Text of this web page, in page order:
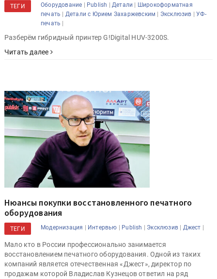
ТЕГИ Оборудование | Publish | Детали | Широкоформатная
печать | Детали с Юрием Захаржевским | Эксклюзив |УФ-
печать |
Разберём гибридный принтер G!Digital HUV-3200S.
Читать далее
Нюансы покупки восстановленного печатного
оборудования
ТЕГИ Модернизация | Интервью | Publish | Эксклюзив | Джест |
Мало кто в России профессионально занимается
восстановлением печатного оборудования. Одной из таких
компаний является отечественная «Джест», директор по
продажам которой Владислав Кузнецов ответил на ряд